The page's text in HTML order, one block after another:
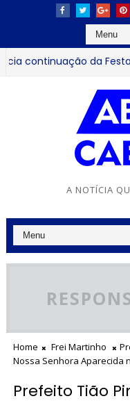
da Festa das
A NOTÍCIA
Home Frei Martinho
Nossa Senhora Aparecida
Prefeito Tião